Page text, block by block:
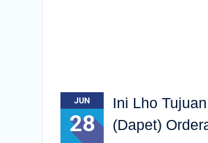
JUN
28
Ini Lho
(Dapet)